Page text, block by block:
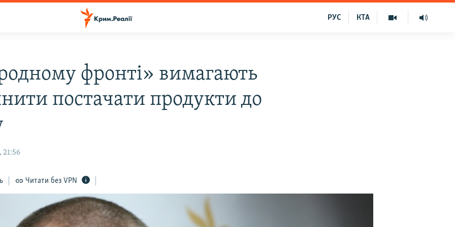
КТА
РУС
фронті» вимагають
постачати продукти до
21:56
Читати без VPN